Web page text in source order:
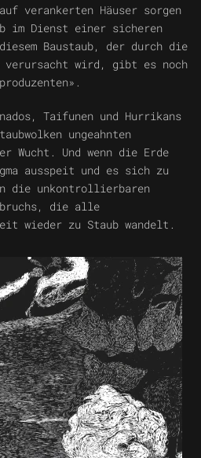
verankerten Häuser sorgen
im Dienst einer sicheren
diesem Baustaub, der durch die
verursacht wird, gibt es noch
Taifunen und Hurrikans
ungeahnten
Wucht. Und wenn die Erde
ausspeit und es sich zu
die unkontrollierbaren
die alle
wieder zu Staub wandelt.